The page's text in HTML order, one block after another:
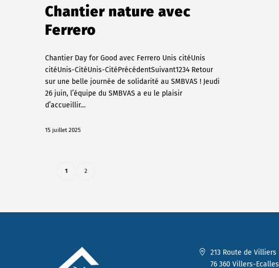
Chantier nature avec
Ferrero
Chantier Day for Good avec Ferrero Unis citéUnis
citéUnis-CitéUnis-CitéPrécédentSuivant1234 Retour
sur une belle journée de solidarité au SMBVAS ! Jeudi
26 juin, l’équipe du SMBVAS a eu le plaisir
d’accueillir…
15 juillet 2025
1 2
213 Route de Villiers
76 360 Villers-Ecalles